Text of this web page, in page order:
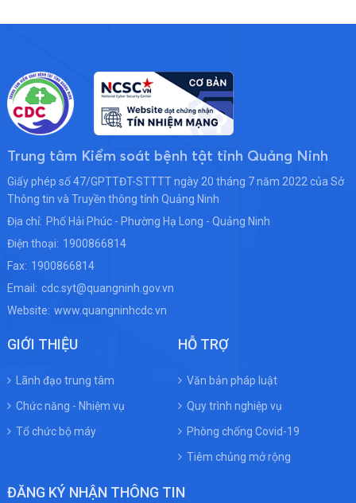
Trung tâm Kiểm soát bệnh tật tỉnh Quảng Ninh
Giấy phép số 47/GPTTĐT-STTTT ngày 20 tháng 7 năm 2022 của Sở
Thông tin và Truyền thông tỉnh Quảng Ninh
Địa chỉ: Phố Hải Phúc - Phường Hạ Long - Quảng Ninh
Điện thoại: 1900866814
Fax: 1900866814
Email: cdc.syt@quangninh.gov.vn
Website: www.quangninhcdc.vn
GIỚI THIỆU
Lãnh đạo trung tâm
Chức năng - Nhiệm vụ
Tổ chức bộ máy
HỖ TRỢ
Văn bản pháp luật
Quy trình nghiệp vụ
Phòng chống Covid-19
Tiêm chủng mở rộng
ĐĂNG KÝ NHẬN THÔNG TIN